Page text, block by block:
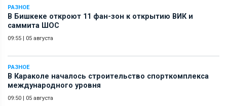
РАЗНОЕ
В Бишкеке откроют 11 фан-зон к открытию ВИК и
саммита ШОС
09:55 | 05 августа
РАЗНОЕ
В Караколе началось строительство спорткомплекса
международного уровня
09:50 | 05 августа